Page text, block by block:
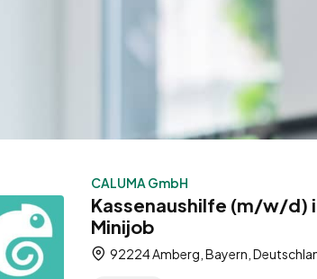
CALUMA GmbH
Kassenaushilfe (m/w/d)
Minijob
92224 Amberg, Bayern,